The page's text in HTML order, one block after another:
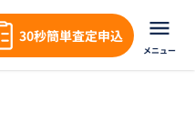
30秒簡単査定申込
メニュー